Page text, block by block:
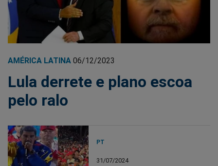
AMÉRICA LATINA 06/12/2023
Lula derrete e plano escoa
pelo ralo
PT
31/07/2024